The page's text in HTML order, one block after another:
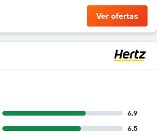
Ver ofertas
6.9
6.5